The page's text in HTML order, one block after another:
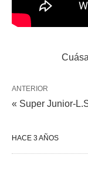
ANTERIOR
« Super Junior-
HACE 3 AÑOS